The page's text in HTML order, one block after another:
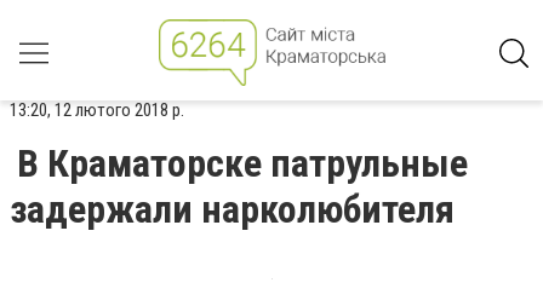
13:20, 12 лютого 2018 р.
В Краматорске патрульные
задержали нарколюбителя